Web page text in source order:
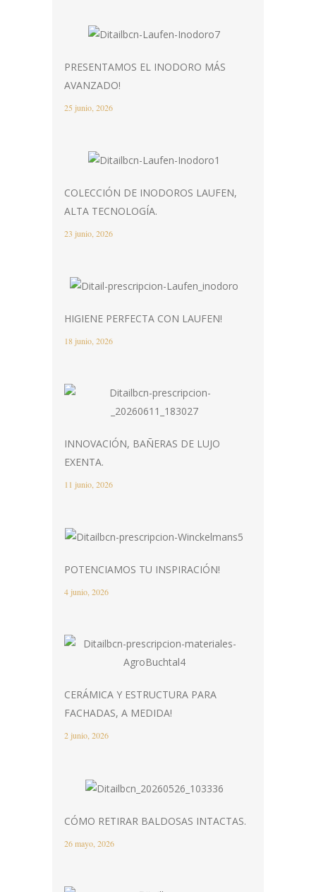
PRESENTAMOS EL INODORO MÁS
AVANZADO!
25 junio, 2026
COLECCIÓN DE INODOROS LAUFEN,
ALTA TECNOLOGÍA.
23 junio, 2026
HIGIENE PERFECTA CON LAUFEN!
18 junio, 2026
INNOVACIÓN, BAÑERAS DE LUJO
EXENTA.
11 junio, 2026
POTENCIAMOS TU INSPIRACIÓN!
4 junio, 2026
CERÁMICA Y ESTRUCTURA PARA
FACHADAS, A MEDIDA!
2 junio, 2026
CÓMO RETIRAR BALDOSAS INTACTAS.
26 mayo, 2026